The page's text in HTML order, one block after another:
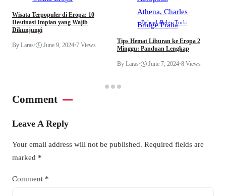
Wisata Terpopuler di Eropa: 10
Destinasi Impian yang Wajib
Dikunjungi
By Laras• June 9, 2024•7 Views
BelandaBelgiaTurki
Tips Hemat Liburan ke Eropa 2
Minggu: Panduan Lengkap
By Laras• June 7, 2024•8 Views
Comment
Leave A Reply
Your email address will not be published. Required fields are
marked *
Comment *